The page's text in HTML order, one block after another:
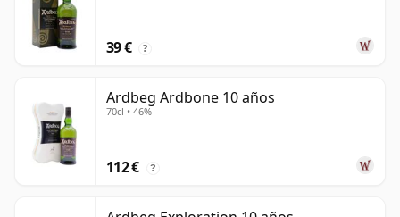
39 € ?
Ardbeg Ardbone 10 años
70cl • 46%
112 € ?